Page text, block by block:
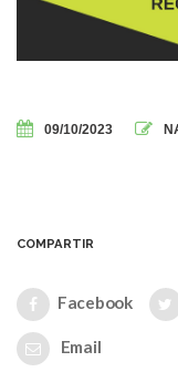
09/10/2023
COMPARTIR
Facebook
Email